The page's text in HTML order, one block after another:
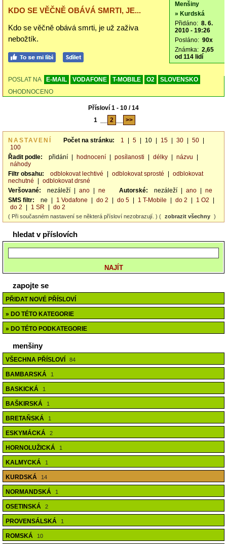
KDO SE VĚČNĚ OBÁVÁ SMRTI, JE...
Kdo se věčně obává smrti, je už zaživa
nebožtík.
Menšiny
» Kurdská
Přidáno: 8. 6.
2010 - 19:26
Posláno: 90x
Známka: 2,65
od 114 lidí
POSLAT NA E-MAIL VODAFONE T-MOBILE O2
SLOVENSKO
OHODNOCENO
Přísloví 1 - 10 / 14
1
2 >>
NASTAVENÍ Počet na stránku: 1 5 10 15 30 50
100
Řadit podle:
přidání hodnocení posílanosti délky názvu
náhody
Filtr obsahu:
odblokovat lechtivé odblokovat sprosté
odblokovat
nechutné
odblokovat drsné
Veršované:
nezáleží ano ne Autorské: nezáleží ano
ne
SMS filtr:
ne 1 Vodafone do 2 do 5 1 T-Mobile do 2 1 O2
do 2
1 SR do 2
( Při současném nastavení se některá přísloví nezobrazují. ) ( zobrazit všechny )
hledat v příslovích
zapojte se
PŘIDAT NOVÉ PŘÍSLOVÍ
» DO TÉTO KATEGORIE
» DO TÉTO PODKATEGORIE
menšiny
VŠECHNA PŘÍSLOVÍ 84
BAMBARSKÁ 1
BASKICKÁ 1
BAŠKIRSKÁ 1
BRETAŇSKÁ 1
ESKYMÁCKÁ 2
HORNOLUŽICKÁ 1
KALMYCKÁ 1
KURDSKÁ 14
NORMANDSKÁ 1
OSETINSKÁ 2
PROVENSÁLSKÁ 1
ROMSKÁ 10